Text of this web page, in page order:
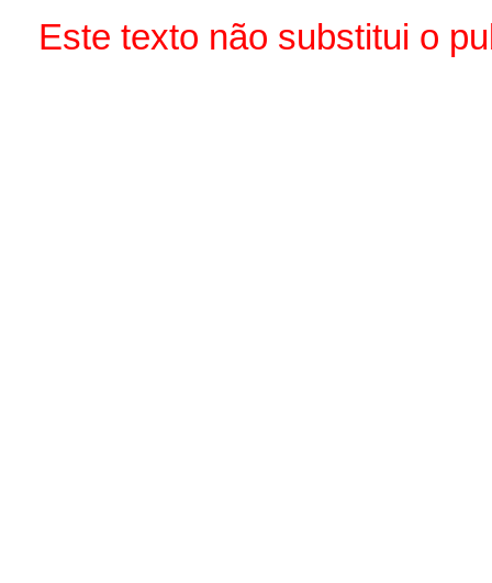
Este texto não substitui o